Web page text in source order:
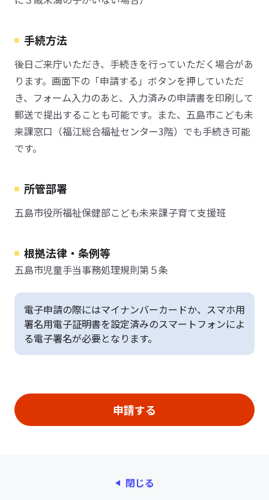
手続方法
後日ご来庁いただき、手続きを行っていただく場合があ
ります。画面下の「申請する」ボタンを押していただ
き、フォーム入力のあと、入力済みの申請書を印刷して
郵送で提出することも可能です。また、五島市こども未
来課窓口（福江総合福祉センター3階）でも手続き可能
です。
所管部署
五島市役所福祉保健部こども未来課子育て支援班
根拠法律・条例等
五島市児童手当事務処理規則第５条
電子申請の際にはマイナンバーカードか、スマホ用
署名用電子証明書を設定済みのスマートフォンによ
る電子署名が必要となります。
閉じる